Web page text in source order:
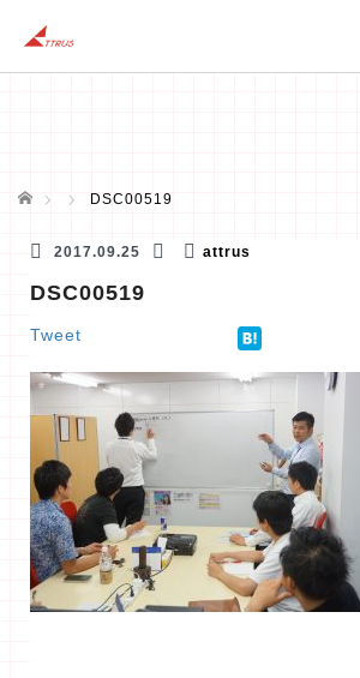
ホーム DSC00519
2017.09.25 attrus
DSC00519
Tweet